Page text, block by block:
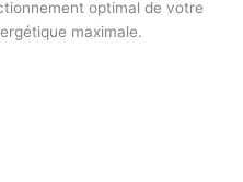
optimal de votre
maximale.